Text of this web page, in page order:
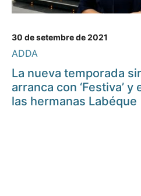
30 de setembre de 2021
ADDA
La nueva temporada
arranca con ‘Festiva’
las hermanas Labéque